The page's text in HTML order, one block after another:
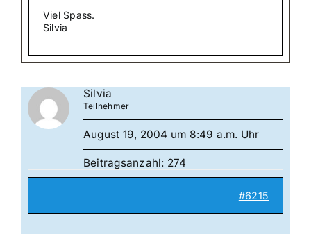
Viel Spass.
Silvia
Silvia
Teilnehmer
August 19, 2004 um 8:49 a.m. Uhr
Beitragsanzahl: 274
#6215